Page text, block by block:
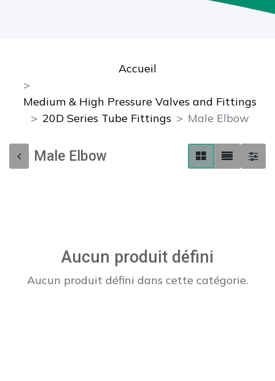
Accueil
Medium & High Pressure Valves and Fittings
20D Series Tube Fittings
Male Elbow
Male Elbow
Aucun produit défini
Aucun produit défini dans cette catégorie.